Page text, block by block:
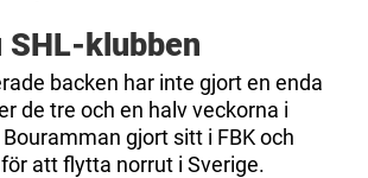
SHL-klubben
backen har inte gjort en enda
de tre och en halv veckorna i
gjort sitt i FBK och
att flytta norrut i Sverige.